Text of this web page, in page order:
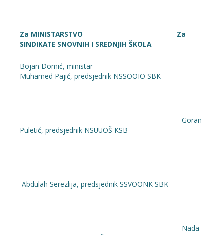
Za MINISTARSTVO Za
SINDIKATE SNOVNIH I SREDNJIH ŠKOLA
Bojan Domić, ministar
Muhamed Pajić, predsjednik NSSOOIO SBK
Goran
Puletić, predsjednik NSUUOŠ KSB
Abdulah Serezlija, predsjednik SSVOONK SBK
Nada